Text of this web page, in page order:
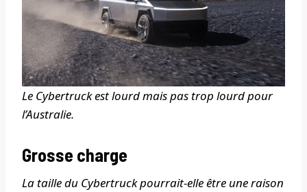
Le Cybertruck est lourd mais pas trop lourd pour
l’Australie.
Grosse charge
La taille du Cybertruck pourrait-elle être une raison